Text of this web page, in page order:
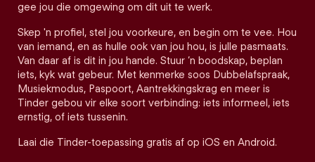
gee jou die omgewing om dit uit te werk.
Skep 'n profiel, stel jou voorkeure, en begin om te vee. Hou
van iemand, en as hulle ook van jou hou, is julle pasmaats.
Van daar af is dit in jou hande. Stuur ’n boodskap, beplan
iets, kyk wat gebeur. Met kenmerke soos Dubbelafspraak,
Musiekmodus, Paspoort, Aantrekkingskrag en meer is
Tinder gebou vir elke soort verbinding: iets informeel, iets
ernstig, of iets tussenin.
Laai die Tinder-toepassing gratis af op iOS en Android.